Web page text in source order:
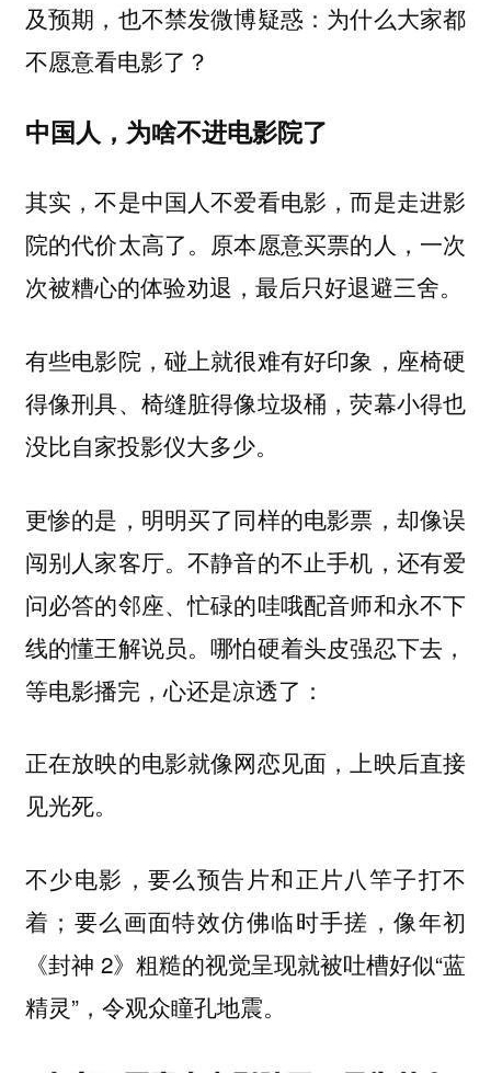
及预期，也不禁发微博疑惑：为什么大家都
不愿意看电影了？
中国人，为啥不进电影院了
其实，不是中国人不爱看电影，而是走进影
院的代价太高了。原本愿意买票的人，一次
次被糟心的体验劝退，最后只好退避三舍。
有些电影院，碰上就很难有好印象，座椅硬
得像刑具、椅缝脏得像垃圾桶，荧幕小得也
没比自家投影仪大多少。
更惨的是，明明买了同样的电影票，却像误
闯别人家客厅。不静音的不止手机，还有爱
问必答的邻座、忙碌的哇哦配音师和永不下
线的懂王解说员。哪怕硬着头皮强忍下去，
等电影播完，心还是凉透了：
正在放映的电影就像网恋见面，上映后直接
见光死。
不少电影，要么预告片和正片八竿子打不
着；要么画面特效仿佛临时手搓，像年初
《封神 2》粗糙的视觉呈现就被吐槽好似“蓝
精灵”，令观众瞳孔地震。